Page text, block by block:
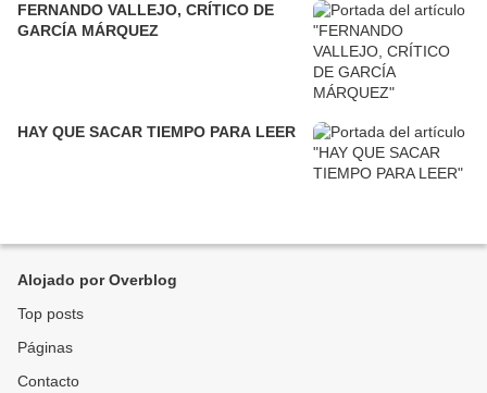
FERNANDO VALLEJO, CRÍTICO DE
GARCÍA MÁRQUEZ
HAY QUE SACAR TIEMPO PARA LEER
Alojado por Overblog
Top posts
Páginas
Contacto